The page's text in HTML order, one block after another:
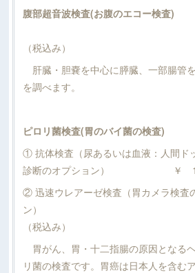
腹部超音波検査(お腹のエコー検査)
￥
（税込み）
肝臓・胆嚢を中心に膵臓、一部腸管
を調べます。
ピロリ菌検査(胃のバイ菌の検査)
① 抗体検査（尿あるいは血液：人間ド
診断のオプション） ￥
② 迅速ウレアーゼ検査（胃カメラ検査
ン） ￥
（税込み）
胃がん、胃・十二指腸の原因となる
リ菌の検査です。胃癌は日本人を含む